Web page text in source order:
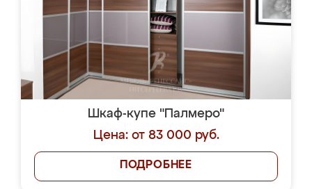
Шкаф-купе "Палмеро"
Цена: от 83 000 руб.
ПОДРОБНЕЕ